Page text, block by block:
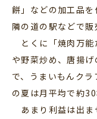
餅」などの加工品
隣の道の駅などで販
とくに「焼肉万能
や野菜炒め、唐揚
で、うまいもんク
の夏は月平均で約
あまり利益は出ま